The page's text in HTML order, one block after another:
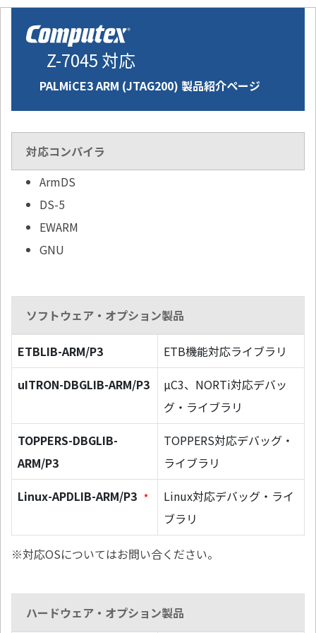
Z-7045 対応
PALMiCE3 ARM (JTAG200) 製品紹介ページ
対応コンパイラ
ArmDS
DS-5
EWARM
GNU
ソフトウェア・オプション製品
ETBLIB-ARM/P3
ETB機能対応ライブラリ
uITRON-DBGLIB-ARM/P3
µC3、NORTi対応デバッ
グ・ライブラリ
TOPPERS-DBGLIB-
ARM/P3
TOPPERS対応デバッグ・
ライブラリ
Linux-APDLIB-ARM/P3 *
Linux対応デバッグ・ライ
ブラリ
※対応OSについてはお問い合ください。
ハードウェア・オプション製品